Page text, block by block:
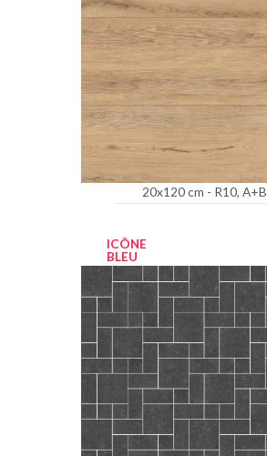
20x120 cm - R10, A+B
ICÔNE
BLEU